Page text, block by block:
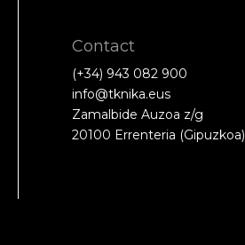
Contact
(+34) 943 082 900
info@tknika.eus
Zamalbide Auzoa z/g
20100 Errenteria (Gipuzkoa)